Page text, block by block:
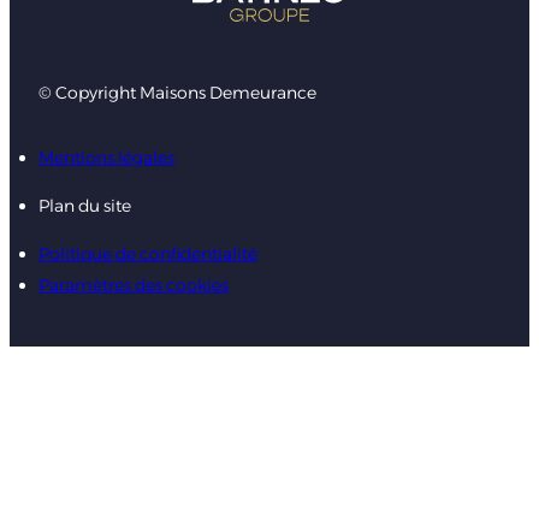
© Copyright Maisons Demeurance
Mentions légales
Plan du site
Politique de confidentialité
Paramètres des cookies